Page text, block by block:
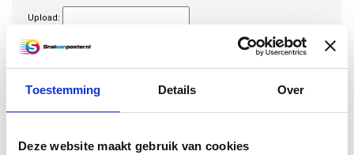
Toestemming Details Over
Deze website maakt gebruik van cookies
Upload:
Upload nog een bestand:
Koop 2 voor €10,00 per stuk en bespaar 23%
Koop 20 voor €7,50 per stuk en bespaar 42%